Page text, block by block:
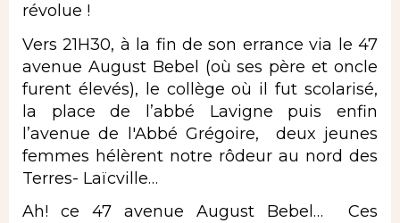
révolue !
Vers 21H30, à la fin de son errance via le 47
avenue August Bebel (où ses père et oncle
furent élevés), le collège où il fut scolarisé,
la place de l’abbé Lavigne puis enfin
l’avenue de l'Abbé Grégoire, deux jeunes
femmes hélèrent notre rôdeur au nord des
Terres- Laïcville…
Ah! ce 47 avenue August Bebel… Ces